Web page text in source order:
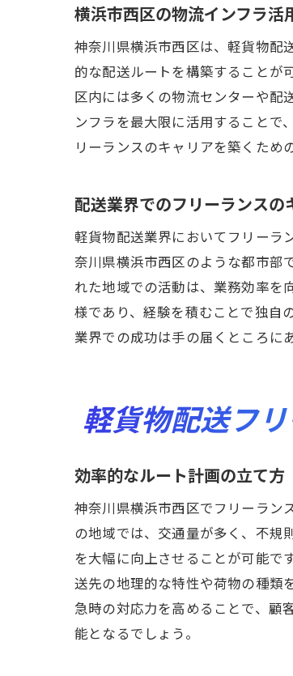
横浜市西区の物流インフラ活
神奈川県横浜市西区は、軽貨物配
的な配送ルートを構築することが
区内には多くの物流センターや配
ンフラを最大限に活用することで
リーランスのキャリアを築くため
配送業界でのフリーランスの
軽貨物配送業界においてフリーラ
奈川県横浜市西区のような都市部
れた地域での活動は、業務効率を
様であり、経験を積むことで独自
業界での成功は手の届くところに
軽貨物配送フ
効率的なルート計画の立て方
神奈川県横浜市西区でフリーラン
の地域では、交通量が多く、不規
を大幅に向上させることが可能で
送先の地理的な特性や荷物の種類
急時の対応力を高めることで、顧
能となるでしょう。